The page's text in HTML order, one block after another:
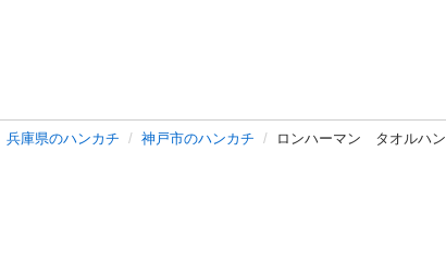
兵庫県のハンカチ 神戸市のハンカチ ロンハーマン タオルハ